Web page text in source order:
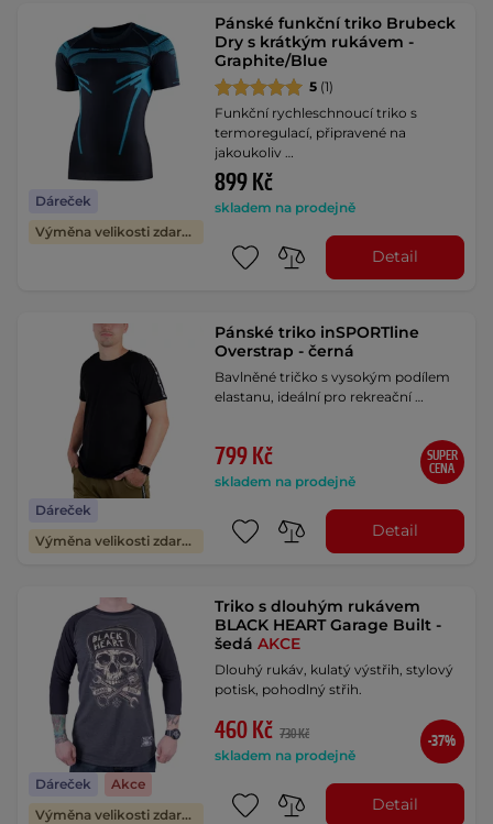
Dáreček
Výměna velikosti zdarma
Pánské funkční triko Brubeck
Dry s krátkým rukávem -
Graphite/Blue
5 (1)
Funkční rychleschnoucí triko s
termoregulací, připravené na
jakoukoliv …
899 Kč
skladem na prodejně
Detail
Dáreček
Výměna velikosti zdarma
Pánské triko inSPORTline
Overstrap - černá
Bavlněné tričko s vysokým podílem
elastanu, ideální pro rekreační …
799 Kč
skladem na prodejně
SUPER
CENA
Detail
Dáreček
Akce
Výměna velikosti zdarma
Triko s dlouhým rukávem
BLACK HEART Garage Built -
šedáAKCE
Dlouhý rukáv, kulatý výstřih, stylový
potisk, pohodlný střih.
460 Kč 730 Kč
skladem na prodejně
-37%
Detail